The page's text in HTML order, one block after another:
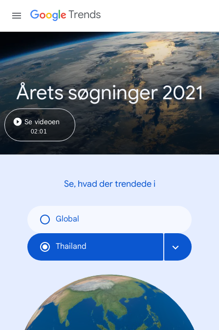
Trends
Årets søgninger 2021
Se videoen
02:01
Se, hvad der trendede i
Global
Thailand